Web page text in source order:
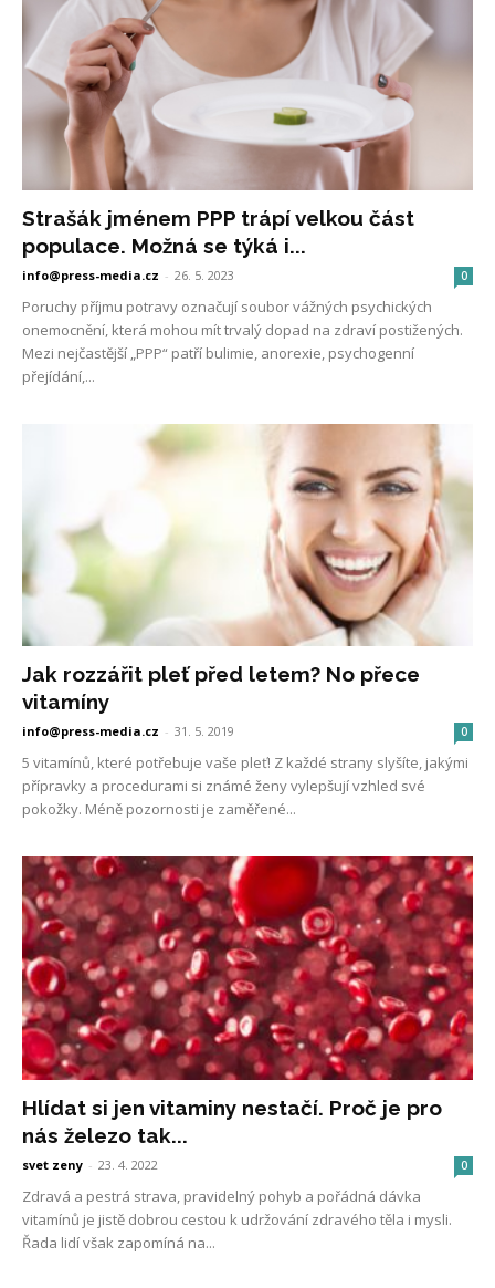
Strašák jménem PPP trápí velkou část
populace. Možná se týká i...
info@press-media.cz - 26. 5. 2023 0
Poruchy příjmu potravy označují soubor vážných psychických
onemocnění, která mohou mít trvalý dopad na zdraví postižených.
Mezi nejčastější „PPP“ patří bulimie, anorexie, psychogenní
přejídání,...
Jak rozzářit pleť před letem? No přece
vitamíny
info@press-media.cz - 31. 5. 2019 0
5 vitamínů, které potřebuje vaše pleť! Z každé strany slyšíte, jakými
přípravky a procedurami si známé ženy vylepšují vzhled své
pokožky. Méně pozornosti je zaměřené...
Hlídat si jen vitaminy nestačí. Proč je pro
nás železo tak...
svet zeny - 23. 4. 2022 0
Zdravá a pestrá strava, pravidelný pohyb a pořádná dávka
vitamínů je jistě dobrou cestou k udržování zdravého těla i mysli.
Řada lidí však zapomíná na...